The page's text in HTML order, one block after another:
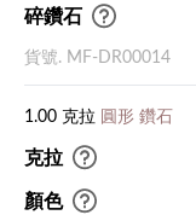
碎鑽石
貨號. MF-DR00014
1.00 克拉 圓形 鑽石
克拉
顏色